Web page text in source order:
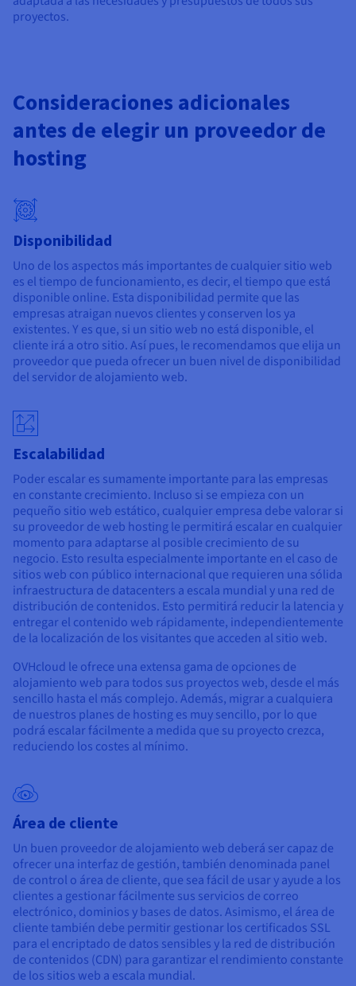
proyectos.
Consideraciones adicionales
antes de elegir un proveedor de
hosting
Disponibilidad
Uno de los aspectos más importantes de cualquier sitio web
es el tiempo de funcionamiento, es decir, el tiempo que está
disponible online. Esta disponibilidad permite que las
empresas atraigan nuevos clientes y conserven los ya
existentes. Y es que, si un sitio web no está disponible, el
cliente irá a otro sitio. Así pues, le recomendamos que elija un
proveedor que pueda ofrecer un buen nivel de disponibilidad
del servidor de alojamiento web.
Escalabilidad
Poder escalar es sumamente importante para las empresas
en constante crecimiento. Incluso si se empieza con un
pequeño sitio web estático, cualquier empresa debe valorar si
su proveedor de web hosting le permitirá escalar en cualquier
momento para adaptarse al posible crecimiento de su
negocio. Esto resulta especialmente importante en el caso de
sitios web con público internacional que requieren una sólida
infraestructura de datacenters a escala mundial y una red de
distribución de contenidos. Esto permitirá reducir la latencia y
entregar el contenido web rápidamente, independientemente
de la localización de los visitantes que acceden al sitio web.
OVHcloud le ofrece una extensa gama de opciones de
alojamiento web para todos sus proyectos web, desde el más
sencillo hasta el más complejo. Además, migrar a cualquiera
de nuestros planes de hosting es muy sencillo, por lo que
podrá escalar fácilmente a medida que su proyecto crezca,
reduciendo los costes al mínimo.
Área de cliente
Un buen proveedor de alojamiento web deberá ser capaz de
ofrecer una interfaz de gestión, también denominada panel
de control o área de cliente, que sea fácil de usar y ayude a los
clientes a gestionar fácilmente sus servicios de correo
electrónico, dominios y bases de datos. Asimismo, el área de
cliente también debe permitir gestionar los certificados SSL
para el encriptado de datos sensibles y la red de distribución
de contenidos (CDN) para garantizar el rendimiento constante
de los sitios web a escala mundial.